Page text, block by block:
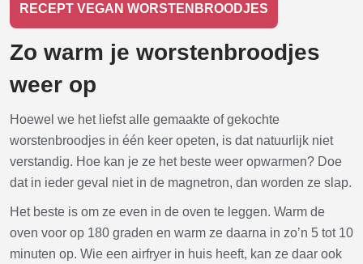
RECEPT VEGAN WORSTENBROODJES
Zo warm je worstenbroodjes
weer op
Hoewel we het liefst alle gemaakte of gekochte
worstenbroodjes in één keer opeten, is dat natuurlijk niet
verstandig. Hoe kan je ze het beste weer opwarmen? Doe
dat in ieder geval niet in de magnetron, dan worden ze slap.
Het beste is om ze even in de oven te leggen. Warm de
oven voor op 180 graden en warm ze daarna in zo’n 5 tot 10
minuten op. Wie een airfryer in huis heeft, kan ze daar ook